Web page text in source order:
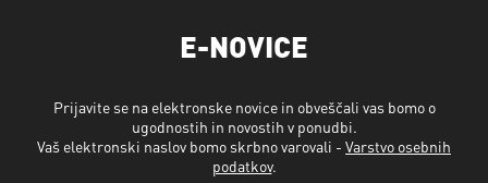
E-NOVICE
Prijavite se na elektronske novice in obveščali vas bomo o
ugodnostih in novostih v ponudbi.
Vaš elektronski naslov bomo skrbno varovali - Varstvo osebnih
podatkov.